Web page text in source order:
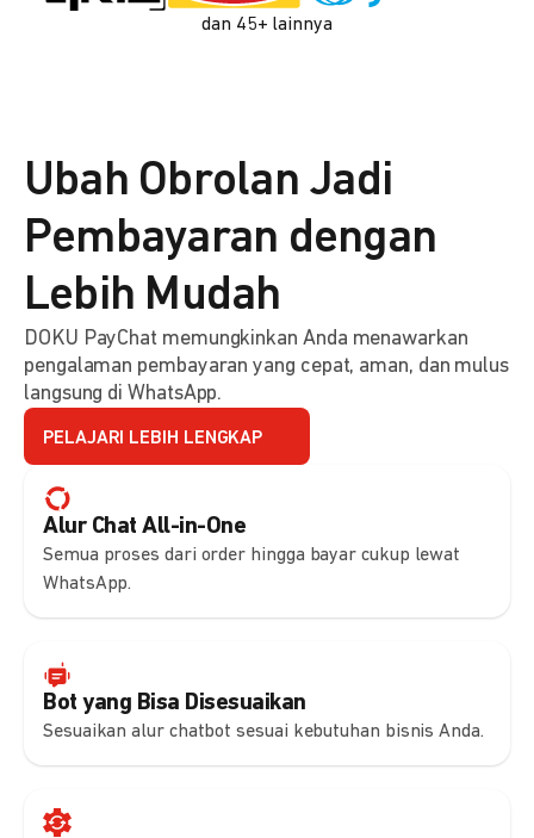
dan 45+ lainnya
Alur Chat All-in-One
Semua proses dari order hingga bayar cukup lewat
WhatsApp.
Bot yang Bisa Disesuaikan
Sesuaikan alur chatbot sesuai kebutuhan bisnis Anda.
Ubah Obrolan Jadi
Pembayaran dengan
Lebih Mudah
DOKU PayChat memungkinkan Anda menawarkan
pengalaman pembayaran yang cepat, aman, dan mulus
langsung di WhatsApp.
PELAJARI LEBIH LENGKAP